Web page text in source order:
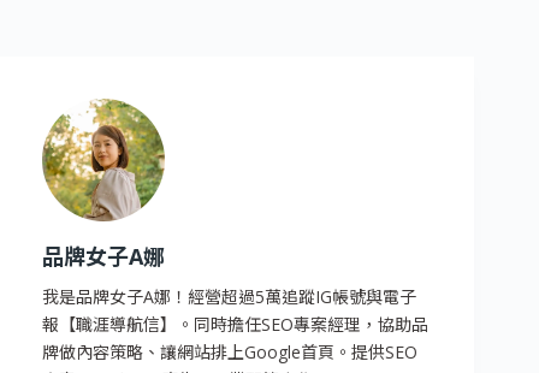
品牌女子A娜
我是品牌女子A娜！經營超過5萬追蹤IG帳號與電子
報【職涯導航信】。同時擔任SEO專案經理，協助品
牌做內容策略、讓網站排上Google首頁。提供SEO